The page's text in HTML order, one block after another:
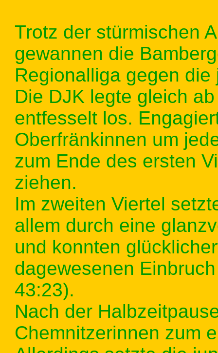
Trotz der stürmischen
gewannen die
Regionalliga gegen
Die DJK legte gleich
entfesselt los.
Oberfränkinnen um
zum Ende des ersten
ziehen.
Im zweiten Viertel
allem durch eine
und konnten
dagewesenen
43:23).
Nach der
Chemnitzerinnen zum